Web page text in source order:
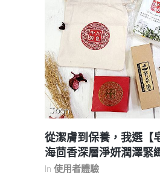
從潔膚到保養，我選【
海茴香深層淨妍潤澤緊
In 使用者體驗